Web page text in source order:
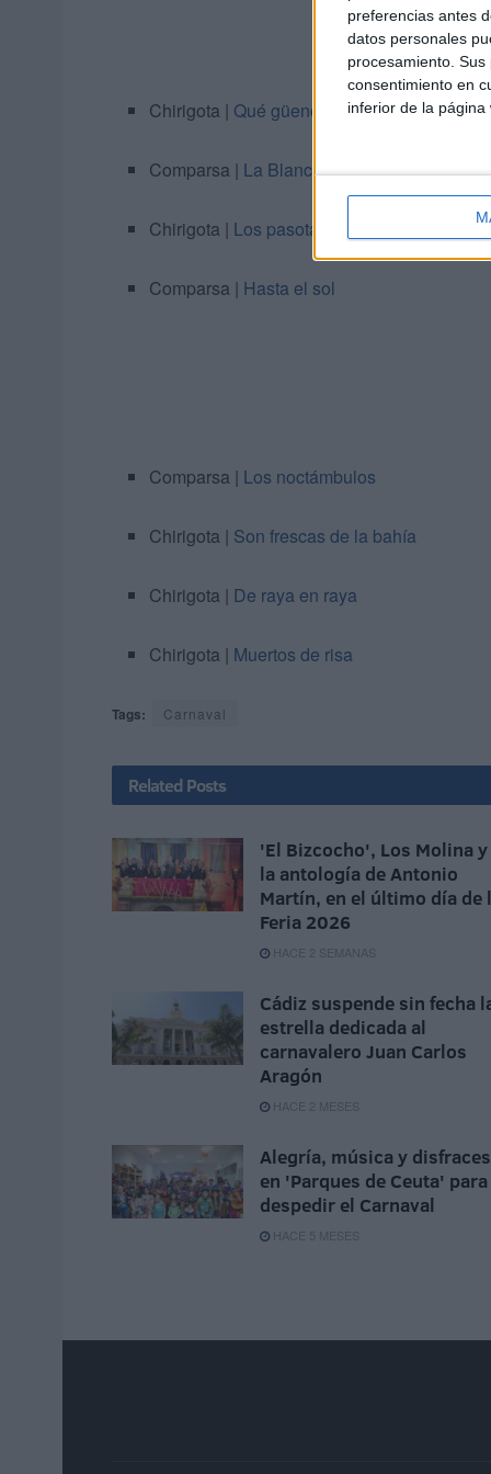
preferencias antes
datos personales
procesamiento.
consentimiento en
inferior de la página
Chirigota | Qué güeno que estoy y qué
Comparsa | La Blanca
Chirigota | Los pasotas de copas
Comparsa | Hasta el sol
Comparsa | Los noctámbulos
Chirigota | Son frescas de la bahía
Chirigota | De raya en raya
Chirigota | Muertos de risa
Tags: Carnaval
Related Posts
'El Bizcocho', Los Molina y
la antología de Antonio
Martín, en el último día de
Feria 2026
HACE 2 SEMANAS
Cádiz suspende sin fecha
estrella dedicada al
carnavalero Juan Carlos
Aragón
HACE 2 MESES
Alegría, música y disfraces
en 'Parques de Ceuta' para
despedir el Carnaval
HACE 5 MESES